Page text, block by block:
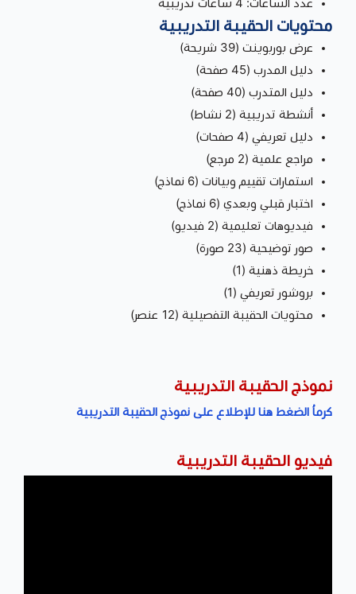
عدد الساعات: 4 ساعات تدريبية
محتويات الحقيبة التدريبية
عرض بوربوينت (39 شريحة)
دليل المدرب (45 صفحة)
دليل المتدرب (40 صفحة)
أنشطة تدريبية (2 نشاط)
دليل تعريفي (4 صفحات)
مراجع علمية (2 مرجع)
استمارات تقييم وبيانات (6 نماذج)
اختبار قبلي وبعدي (6 نماذج)
فيديوهات تعليمية (2 فيديو)
صور توضيحية (23 صورة)
خريطة ذهنية (1)
بروشور تعريفي (1)
محتويات الحقيبة التفصيلية (12 عنصر)
نموذج الحقيبة التدريبية
كرماُ الضغط هنا للإطلاع على نموذج الحقيبة التدريبية
فيديو الحقيبة التدريبية